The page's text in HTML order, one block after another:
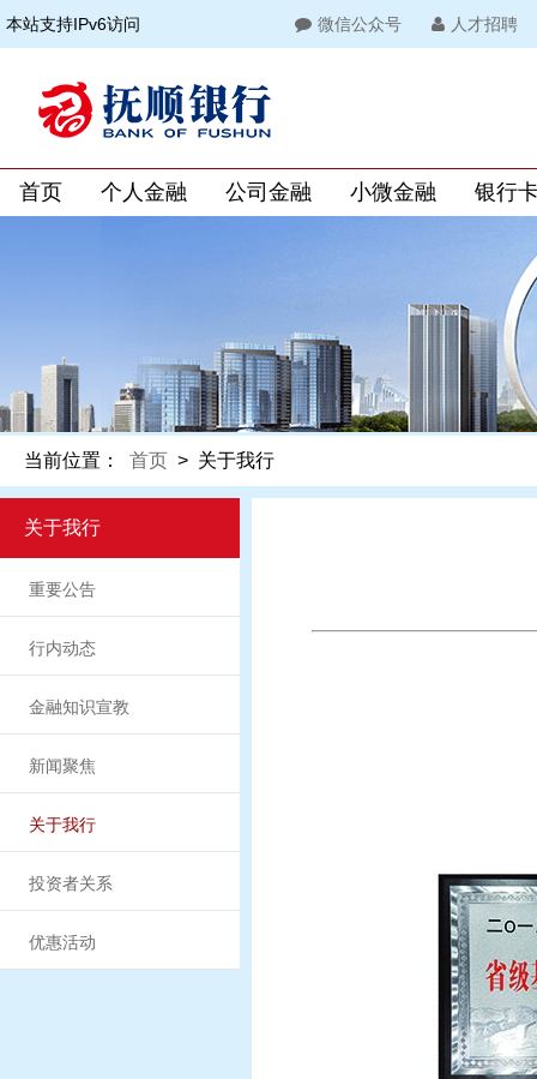
本站支持IPv6访问 微信公众号 人才招聘
首页 个人金融 公司金融 小微金融 银行
当前位置： 首页 > 关于我行
关于我行
重要公告
行内动态
金融知识宣教
新闻聚焦
关于我行
投资者关系
优惠活动